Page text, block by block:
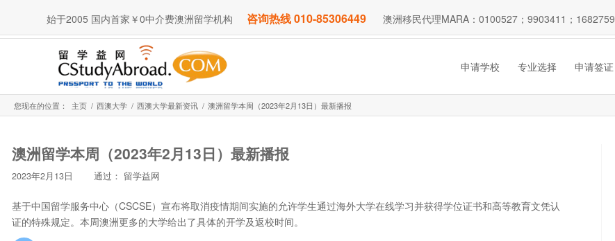
始于2005 国内首家￥0中介费澳洲留学机构 咨询热线 010-85306449 澳洲移民代理MARA：0100527；9903411；1682759
申请学校 专业选择 申请签证
您现在的位置： 主页 / 西澳大学 / 西澳大学最新资讯 / 澳洲留学本周（2023年2月13日）最新播报
澳洲留学本周（2023年2月13日）最新播报
2023年2月13日 通过： 留学益网
基于中国留学服务中心（CSCSE）宣布将取消疫情期间实施的允许学生通过海外大学在线学习并获得学位证书和高等教育文凭认
证的特殊规定。本周澳洲更多的大学给出了具体的开学及返校时间。